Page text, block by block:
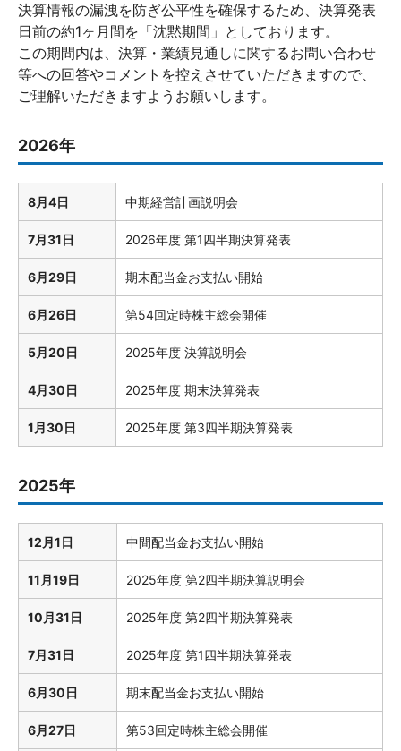
決算情報の漏洩を防ぎ公平性を確保するため、決算発表
⽇前の約1ヶ月間を「沈黙期間」としております。
この期間内は、決算・業績⾒通しに関するお問い合わせ
等への回答やコメントを控えさせていただきますので、
ご理解いただきますようお願いします。
2026年
8月4日 中期経営計画説明会
7月31日 2026年度 第1四半期決算発表
6月29日 期末配当金お支払い開始
6月26日 第54回定時株主総会開催
5月20日 2025年度 決算説明会
4月30日 2025年度 期末決算発表
1月30日 2025年度 第3四半期決算発表
2025年
12月1日 中間配当金お支払い開始
11月19日 2025年度 第2四半期決算説明会
10月31日 2025年度 第2四半期決算発表
7月31日 2025年度 第1四半期決算発表
6月30日 期末配当金お支払い開始
6月27日 第53回定時株主総会開催